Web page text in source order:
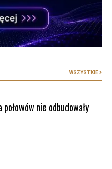
WSZYSTKIE
nie odbudowały